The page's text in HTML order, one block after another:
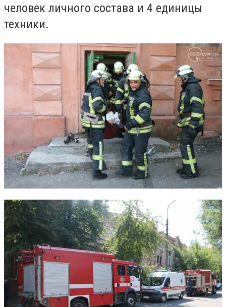
человек личного состава и 4 единицы
техники.